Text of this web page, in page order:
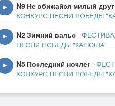
Время без войны.
Жертвы учтены.
В этот день прекрасный
Жизнь наступит вновь.
Красная
▶ N9.Не обижайся милый друг
КОНКУРС ПЕСНИ ПОБЕДЫ
▶ N2,Зимний вальс -
ПЕСНИ ПОБЕДЫ "КАТЮША"
▶ N5.Последний ночлег -
КОНКУРС ПЕСНИ ПОБЕДЫ